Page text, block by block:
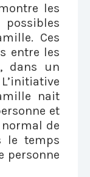
les
Ces
entre les
dans un
nait
et
de
le temps
personne